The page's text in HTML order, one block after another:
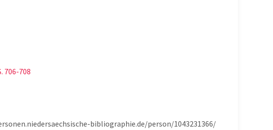
706-708
bibliographie.de/person/1043231366/